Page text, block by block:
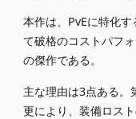
本作は、PvEに特化
て破格のコストパフ
の傑作である。
主な理由は3点ある。
更により、装備ロス